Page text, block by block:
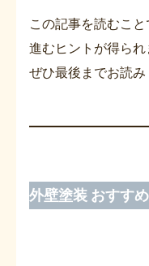
この記事を読むこ
進むヒントが得られ
ぜひ最後までお読み
外壁塗装 おすす